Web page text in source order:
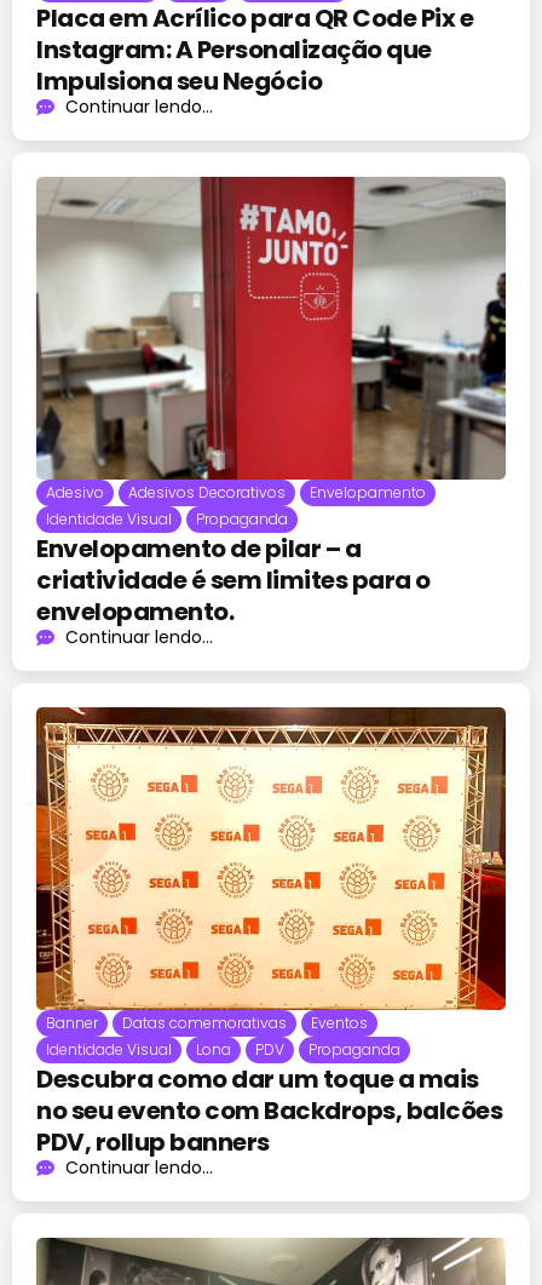
Placa em Acrílico para QR Code Pix e
Instagram: A Personalização que
Impulsiona seu Negócio
Continuar lendo...
Adesivo Adesivos Decorativos
Envelopamento
Identidade Visual
Propaganda
Envelopamento de pilar – a
criatividade é sem limites para o
envelopamento.
Continuar lendo...
Banner Datas comemorativas
Eventos
Identidade Visual
Lona PDV Propaganda
Descubra como dar um toque a mais
no seu evento com Backdrops, balcões
PDV, rollup banners
Continuar lendo...